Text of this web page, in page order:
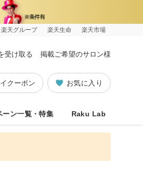
楽天グループ 楽天生命 楽天市場
受け取る 掲載ご希望のサロン様
お気に入り
クーポン
ーン一覧・特集 Raku Lab